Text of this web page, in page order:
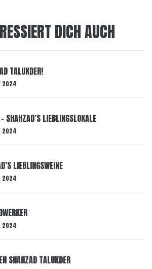
DICH AUCH
TALUKDER!
2024
SHAHZAD’S LIEBLINGSLOKALE
2024
LIEBLINGSWEINE
2024
2024
SHAHZAD TALUKDER